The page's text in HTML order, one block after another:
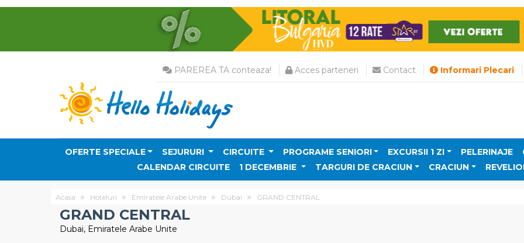
PAREREA TA conteaza! Acces parteneri Contact Informari Plecari
OFERTE SPECIALE SEJURURI CIRCUITE PROGRAME SENIORI EXCURSII 1 ZI PELERINAJE
CALENDAR CIRCUITE
1 DECEMBRIE TARGURI DE CRACIUN CRACIUN
Acasa Hoteluri Emiratele Arabe Unite Dubai GRAND CENTRAL
GRAND CENTRAL
Dubai, Emiratele Arabe Unite